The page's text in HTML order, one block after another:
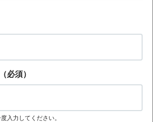
（必須）
入力してください。